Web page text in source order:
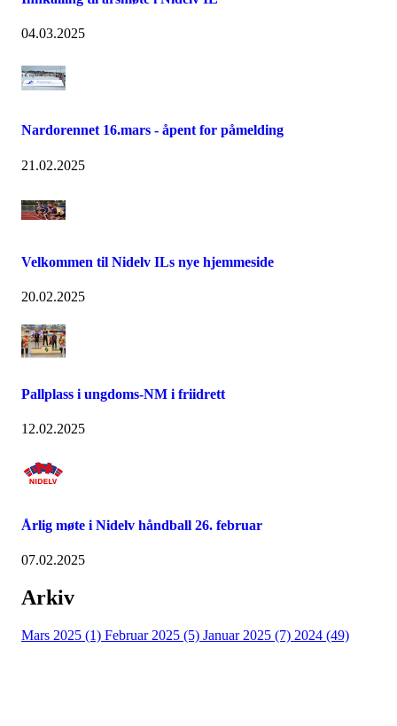
04.03.2025
Nardorennet 16.mars - åpent for påmelding
21.02.2025
Velkommen til Nidelv ILs nye hjemmeside
20.02.2025
Pallplass i ungdoms-NM i friidrett
12.02.2025
Årlig møte i Nidelv håndball 26. februar
07.02.2025
Arkiv
Mars 2025 (1) Februar 2025 (5) Januar 2025 (7) 2024 (49)